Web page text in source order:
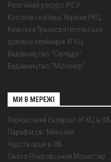
Релігійний ресурс РІСУ
Костели і каплиці України РКЦ
Київська Трьохсвятительська
духовна семінарія УГКЦ
Видавництво "Свічадо"
Видавництво "Місіонер"
МИ В МЕРЕЖІ
Харківський Екзархат УГКЦ в ФБ
Парафія св. Миколая
Чудотворця в ФБ
Свято-Покровський Монастир